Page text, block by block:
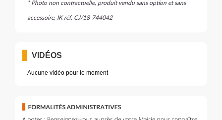
* Photo non contractuelle, produit vendu sans option et sans
accessoire, IK réf. CJ/18-744042
VIDÉOS
Aucune vidéo pour le moment